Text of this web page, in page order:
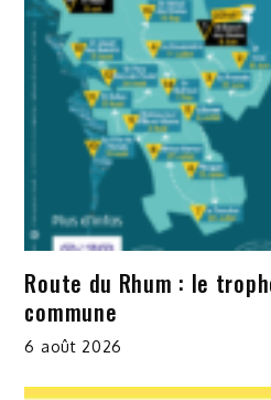
Route du Rhum : le
commune
6 août 2026